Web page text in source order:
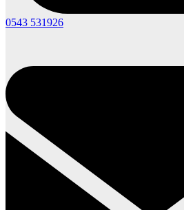
0543 531926